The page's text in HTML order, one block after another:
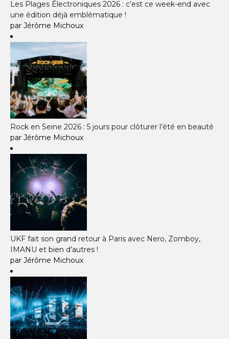
Les Plages Électroniques 2026 : c’est ce week-end avec
une édition déjà emblématique !
par Jérôme Michoux
Rock en Seine 2026 : 5 jours pour clôturer l’été en beauté
par Jérôme Michoux
UKF fait son grand retour à Paris avec Nero, Zomboy,
IMANU et bien d’autres !
par Jérôme Michoux